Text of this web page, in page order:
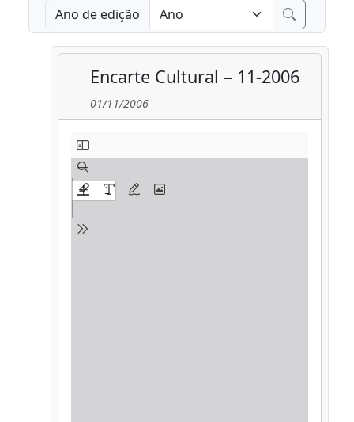
Ano de edição
Encarte Cultural – 11-2006
01/11/2006